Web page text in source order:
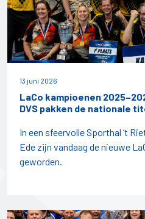
13 juni 2026
LaCo kampioenen
DVS pakken de nationale
In een sfeervolle Sporthal ’t
Ede zijn vandaag de nieuwe
geworden.